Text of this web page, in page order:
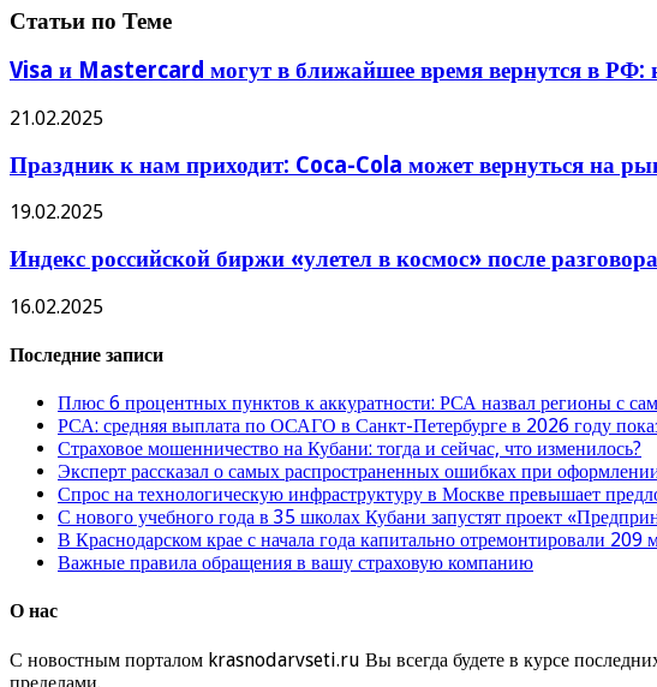
Статьи по Теме
Visa и Mastercard могут в ближайшее время вернутся в
21.02.2025
Праздник к нам приходит: Coca-Cola может вернуться на
19.02.2025
Индекс российской биржи «улетел в космос» после
16.02.2025
Последние записи
Плюс 6 процентных пунктов к аккуратности: РСА назвал регионы с
РСА: средняя выплата по ОСАГО в Санкт-Петербурге в 2026 году
Страховое мошенничество на Кубани: тогда и сейчас, что изменилось?
Эксперт рассказал о самых распространенных ошибках при
Спрос на технологическую инфраструктуру в Москве превышает
С нового учебного года в 35 школах Кубани запустят проект
В Краснодарском крае с начала года капитально отремонтировали 209
Важные правила обращения в вашу страховую компанию
О нас
С новостным порталом krasnodarvseti.ru Вы всегда будете в курсе